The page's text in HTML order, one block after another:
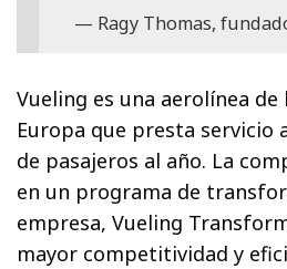
Ragy Thomas,
Vueling es una aerolínea de
Europa que presta servicio
de pasajeros al año. La
en un programa de
empresa, Vueling
mayor competitividad y